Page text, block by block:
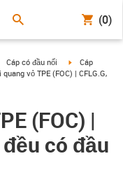
(0)
icon-arrow-right
Cáp có đầu nối igus-icon-
Cáp
right
vỏ TPE (FOC) | CFLG.G,
(FOC) |
đều có đầu